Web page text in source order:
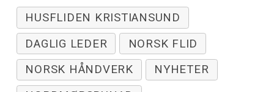
HUSFLIDEN KRISTIANSUND
DAGLIG LEDER
NORSK FLID
NORSK HÅNDVERK
NYHETER